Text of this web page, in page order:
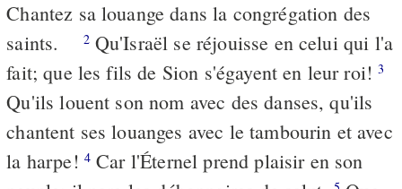
Chantez sa louange dans la congrégation des
saints.
2Qu'Israël se réjouisse en celui qui l'a
fait; que les fils de Sion s'égayent en leur roi!3
Qu'ils louent son nom avec des danses, qu'ils
chantent ses louanges avec le tambourin et avec
la harpe! 4 Car l'Éternel prend plaisir en son